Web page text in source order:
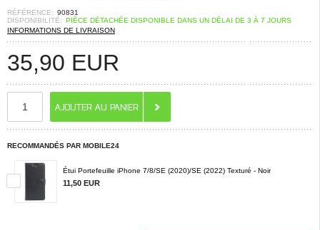
RÉFÉRENCE: 90831
DISPONIBILITÉ: PIÈCE DÉTACHÉE DISPONIBLE DANS UN DÉLAI DE 3 À 7 JOURS
INFORMATIONS DE LIVRAISON
35,90 EUR
RECOMMANDÉS PAR MOBILE24
Étui Portefeuille iPhone 7/8/SE (2020)/SE (2022) Texturé - Noir
11,50 EUR